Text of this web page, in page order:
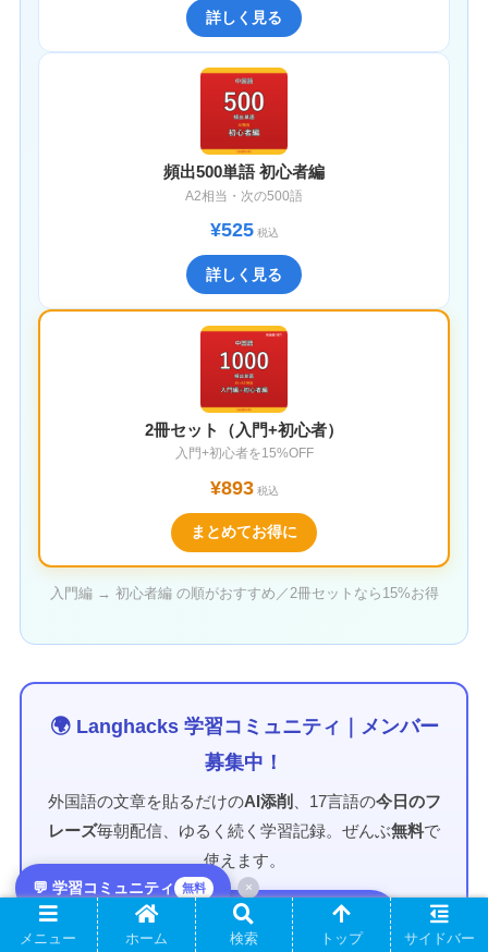
詳しく見る
頻出500単語 初心者編
A2相当・次の500語
¥525税込
詳しく見る
2冊セット（入門+初心者）
入門+初心者を15%OFF
¥893税込
まとめてお得に
入門編 → 初心者編 の順がおすすめ／2冊セットなら15%お得
🌍 Langhacks 学習コミュニティ｜メンバー
募集中！
外国語の文章を貼るだけのAI添削 、17言語の今日のフ
レーズ毎朝配信、ゆるく続く学習記録。ぜんぶ無料で
使えます。
💬 Discordで参加する（無料）
💬 学習コミュニティ 無料 ×
メニュー ホーム 検索 トップ サイドバー